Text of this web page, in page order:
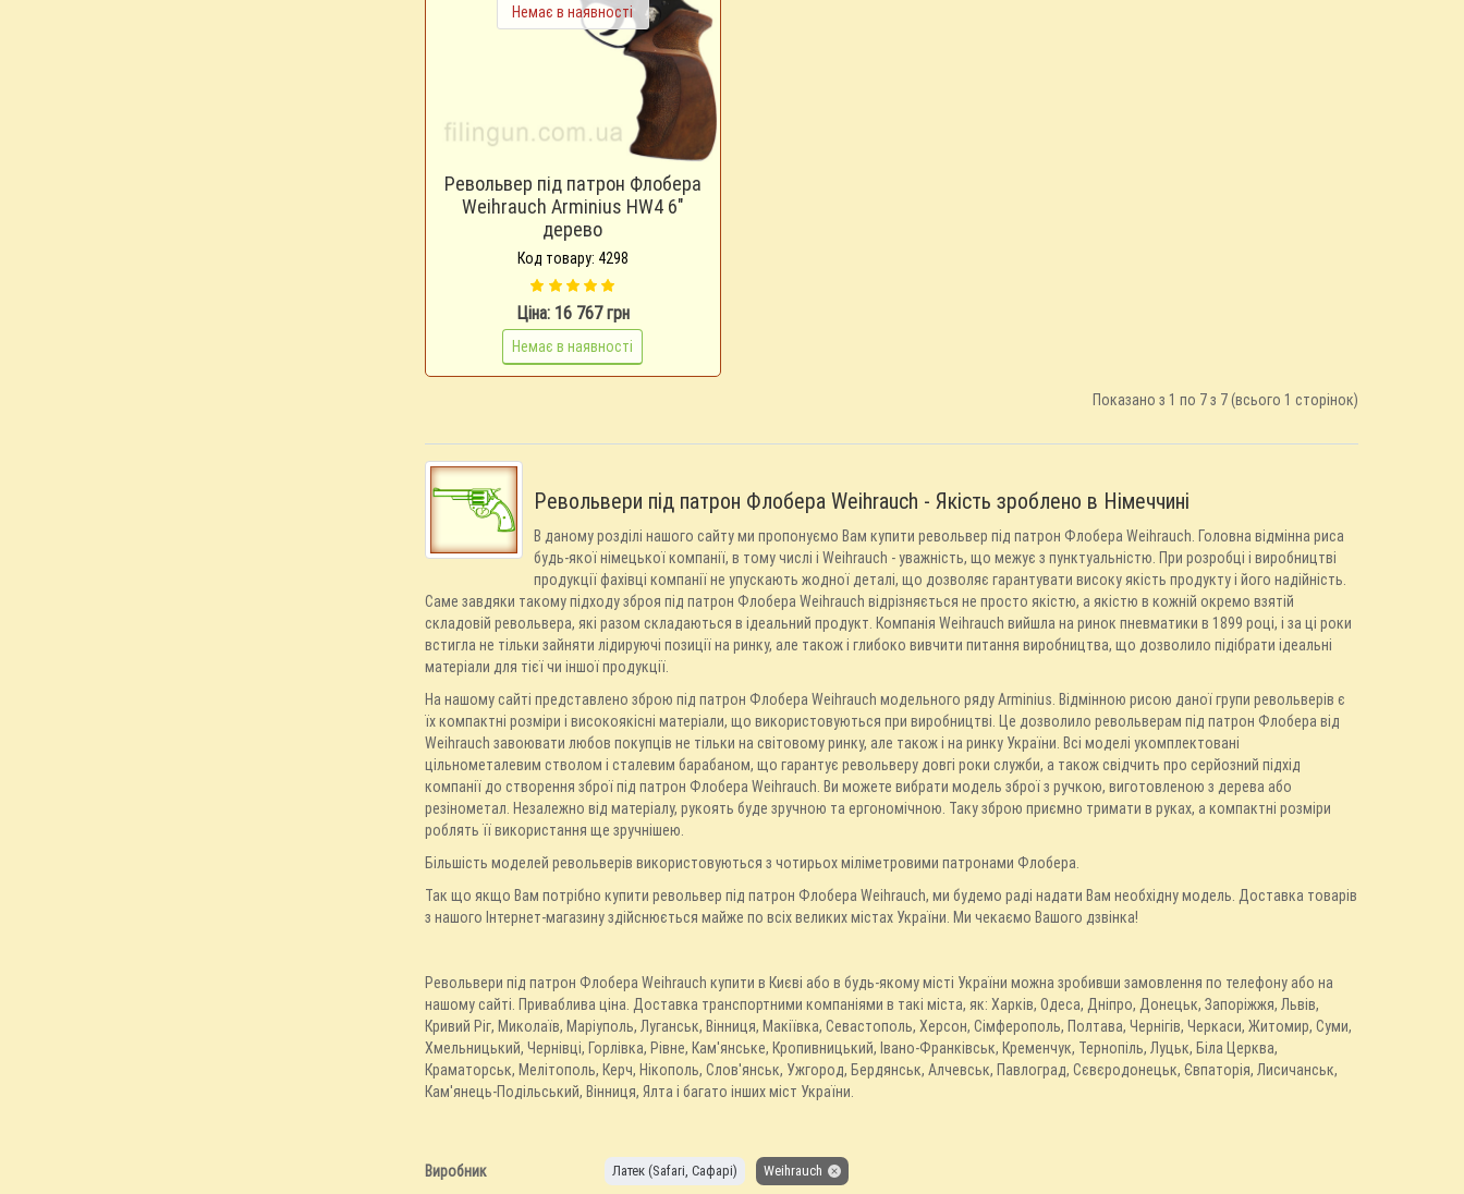
Немає в наявності
Револьвер під патрон Флобера
Weihrauch Arminius HW4 6"
дерево
Код товару: 4298
Ціна: 16 767 грн
Немає в наявності
Показано з 1 по 7 з 7 (всього 1 сторінок)
Револьвери під патрон Флобера Weihrauch - Якість зроблено в Німеччині
В даному розділі нашого сайту ми пропонуємо Вам купити револьвер під патрон Флобера Weihrauch. Головна відмінна риса
будь-якої німецької компанії, в тому числі і Weihrauch - уважність, що межує з пунктуальністю. При розробці і виробництві
продукції фахівці компанії не упускають жодної деталі, що дозволяє гарантувати високу якість продукту і його надійність.
Саме завдяки такому підходу зброя під патрон Флобера Weihrauch відрізняється не просто якістю, а якістю в кожній окремо взятій
складовій револьвера, які разом складаються в ідеальний продукт. Компанія Weihrauch вийшла на ринок пневматики в 1899 році, і за ці роки
встигла не тільки зайняти лідируючі позиції на ринку, але також і глибоко вивчити питання виробництва, що дозволило підібрати ідеальні
матеріали для тієї чи іншої продукції.
На нашому сайті представлено зброю під патрон Флобера Weihrauch модельного ряду Arminius. Відмінною рисою даної групи револьверів є
їх компактні розміри і високоякісні матеріали, що використовуються при виробництві. Це дозволило револьверам під патрон Флобера від
Weihrauch завоювати любов покупців не тільки на світовому ринку, але також і на ринку України. Всі моделі укомплектовані
цільнометалевим стволом і сталевим барабаном, що гарантує револьверу довгі роки служби, а також свідчить про серйозний підхід
компанії до створення зброї під патрон Флобера Weihrauch. Ви можете вибрати модель зброї з ручкою, виготовленою з дерева або
резінометал. Незалежно від матеріалу, рукоять буде зручною та ергономічною. Таку зброю приємно тримати в руках, а компактні розміри
роблять її використання ще зручнішею.
Більшість моделей револьверів використовуються з чотирьох міліметровими патронами Флобера.
Так що якщо Вам потрібно купити револьвер під патрон Флобера Weihrauch, ми будемо раді надати Вам необхідну модель. Доставка товарів
з нашого Інтернет-магазину здійснюється майже по всіх великих містах України. Ми чекаємо Вашого дзвінка!
Револьвери під патрон Флобера Weihrauch купити в Києві або в будь-якому місті України можна зробивши замовлення по телефону або на
нашому сайті. Приваблива ціна. Доставка транспортними компаніями в такі міста, як: Харків, Одеса, Дніпро, Донецьк, Запоріжжя, Львів,
Кривий Ріг, Миколаїв, Маріуполь, Луганськ, Вінниця, Макіївка, Севастополь, Херсон, Сімферополь, Полтава, Чернігів, Черкаси, Житомир, Суми,
Хмельницький, Чернівці, Горлівка, Рівне, Кам'янське, Кропивницький, Івано-Франківськ, Кременчук, Тернопіль, Луцьк, Біла Церква,
Краматорськ, Мелітополь, Керч, Нікополь, Слов'янськ, Ужгород, Бердянськ, Алчевськ, Павлоград, Сєвєродонецьк, Євпаторія, Лисичанськ,
Кам'янець-Подільський, Вінниця, Ялта і багато інших міст України.
Виробник Латек (Safari, Сафарі) Weihrauch